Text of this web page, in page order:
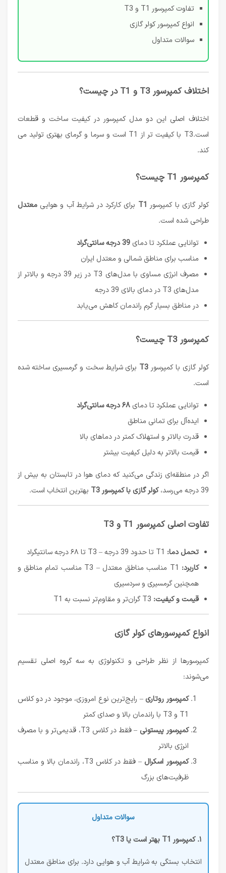
تفاوت کمپرسور T1 و T3
انواع کمپرسور کولر گازی
سوالات متداول
اختلاف کمپرسور T3 و T1 در چیست؟
اختلاف اصلی این دو مدل کمپرسور در کیفیت ساخت و قطعات
است.T3 با کیفیت تر از T1 است و سرما و گرمای بهتری تولید می
کند.
کمپرسور T1 چیست؟
کولر گازی با کمپرسور T1 برای کارکرد در شرایط آب و هواییمعتدل
طراحی شده است.
توانایی عملکرد تا دمای 39 درجه سانتی‌گراد
مناسب برای مناطق شمالی و معتدل ایران
مصرف انرژی مساوی با مدل‌های T3 در زیر 39 درجه و بالاتر از
مدل‌های T3 در دمای بالای 39 درجه
در مناطق بسیار گرم راندمان کاهش می‌یابد
کمپرسور T3 چیست؟
کولر گازی با کمپرسور T3 برای شرایط سخت و گرمسیری ساخته شده
است.
توانایی عملکرد تا دمای ۶۸ درجه سانتی‌گراد
ایده‌آل برای تمانی مناطق
قدرت بالاتر و استهلاک کمتر در دماهای بالا
قیمت بالاتر به دلیل کیفیت بیشتر
اگر در منطقه‌ای زندگی می‌کنید که دمای هوا در تابستان به بیش از
39 درجه می‌رسد،
کولر گازی با کمپرسور T3 بهترین انتخاب است.
تفاوت اصلی کمپرسور T1 و T3
تحمل دما:
کاربرد:
T1 مناسب مناطق معتدل – T3 مناسب تمام مناطق و
همچنین گرمسیری و سردسیری
قیمت و کیفیت:
انواع کمپرسورهای کولر گازی
کمپرسورها از نظر طراحی و تکنولوژی به سه گروه اصلی تقسیم
می‌شوند:
کمپرسور روتاری – رایج‌ترین نوع امروزی، موجود در دو کلاس
T1 و T3 با راندمان بالا و صدای کمتر
کمپرسور پیستونی
– فقط در کلاس T3، قدیمی‌تر و با مصرف
انرژی بالاتر
کمپرسور اسکرال
– فقط در کلاس T3، راندمان بالا و مناسب
ظرفیت‌های بزرگ
سوالات متداول
۱. کمپرسور T1 بهتر است یا T3؟
انتخاب بستگی به شرایط آب و هوایی دارد. برای مناطق معتدل